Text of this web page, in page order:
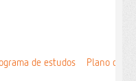
de estudos Plano de